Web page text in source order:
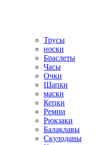
Трусы
носки
Браслеты
Часы
Очки
Шапки
маски
Кепки
Ремни
Рюкзаки
Балаклавы
Скулоданы